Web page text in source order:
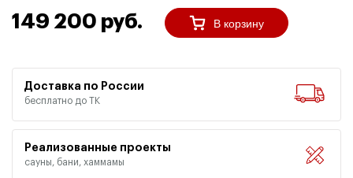
149 200 руб. В корзину
Доставка по России
бесплатно до ТК
Реализованные проекты
сауны, бани, хаммамы